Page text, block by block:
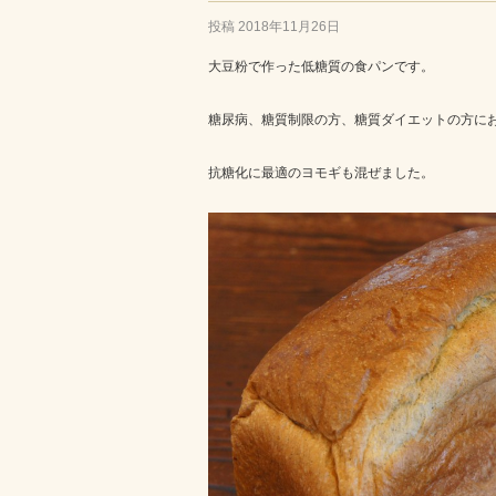
投稿 2018年11月26日
大豆粉で作った低糖質の食パンです。
糖尿病、糖質制限の方、糖質ダイエットの方に
抗糖化に最適のヨモギも混ぜました。